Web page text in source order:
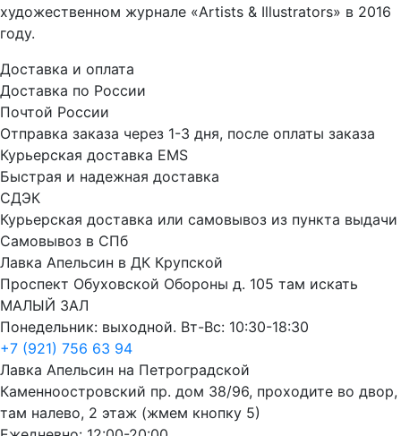
художественном журнале «Artists & Illustrators» в 2016
году.
Доставка и оплата
Доставка по России
Почтой России
Отправка заказа через 1-3 дня, после оплаты заказа
Курьерская доставка EMS
Быстрая и надежная доставка
СДЭК
Курьерская доставка или самовывоз из пункта выдачи
Самовывоз в СПб
Лавка Апельсин в ДК Крупской
Проспект Обуховской Обороны д. 105 там искать
МАЛЫЙ ЗАЛ
Понедельник: выходной. Вт-Вс: 10:30-18:30
+7 (921) 756 63 94
Лавка Апельсин на Петроградской
Каменноостровский пр. дом 38/96, проходите во двор,
там налево, 2 этаж (жмем кнопку 5)